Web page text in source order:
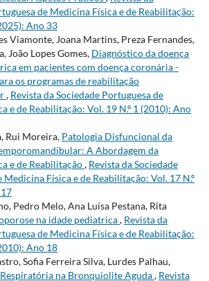
de Medicina Física e de Reabilitação:
Ano 33
Viamonte, Joana Martins, Preza Fernandes,
João Lopes Gomes, Diagnóstico da doença
em pacientes com doença coronária -
os programas de reabilitação
, Revista da Sociedade Portuguesa de
e de Reabilitação: Vol. 19 N.º 1 (2010): Ano
Rui Moreira, Patologia Disfuncional da
A Abordagem da
e de Reabilitação, Revista da Sociedade
Medicina Física e de Reabilitação: Vol. 17 N.º
Pedro Melo, Ana Luísa Pestana, Rita
na idade pediatrica, Revista da
de Medicina Física e de Reabilitação:
Ano 18
Sofia Ferreira Silva, Lurdes Palhau,
na Bronquiolite Aguda, Revista